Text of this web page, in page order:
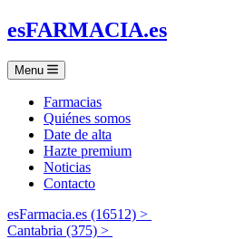
esFARMACIA.es
Menu
Farmacias
Quiénes somos
Date de alta
Hazte premium
Noticias
Contacto
esFarmacia.es (16512) >
Cantabria (375) >